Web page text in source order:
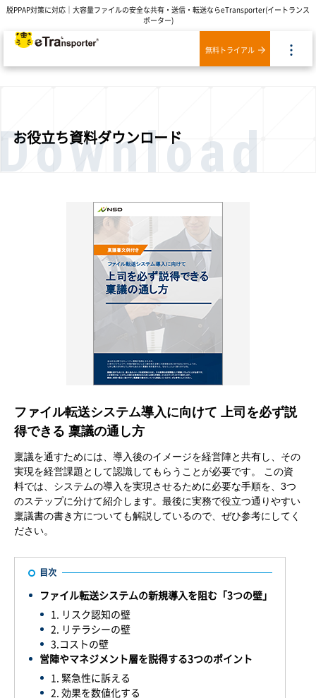
脱PPAP対策に対応｜大容量ファイルの安全な共有・送信・転送ならeTransporter(イートランス
ポーター)
無料トライアル
お役立ち資料ダウンロード
ファイル転送システム導入に向けて 上司を必ず説
得できる 稟議の通し方​
稟議を通すためには、導入後のイメージを経営陣と共有し、その
実現を経営課題として認識してもらうことが必要です。 この資
料では、システムの導入を実現させるために必要な手順を、3つ
のステップに分けて紹介します。最後に実務で役立つ通りやすい
稟議書の書き方についても解説しているので、ぜひ参考にしてく
ださい。
目次
ファイル転送システムの新規導入を阻む「3つの壁」
1. リスク認知の壁
2. リテラシーの壁
3.コストの壁
営陣やマネジメント層を説得する3つのポイント
1. 緊急性に訴える
2. 効果を数値化する